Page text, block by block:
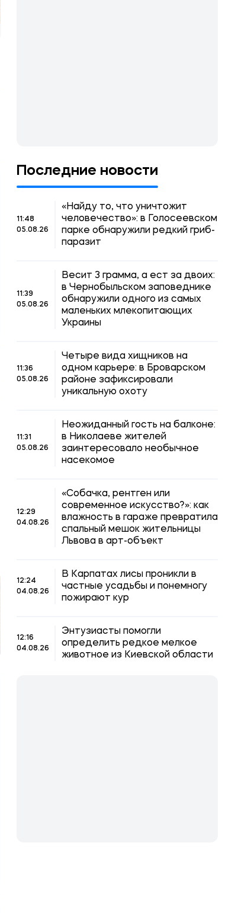
Последние новости
11:48
05.08.26
«Найду то, что уничтожит
человечество»: в Голосеевском
парке обнаружили редкий гриб-
паразит
11:39
05.08.26
Весит 3 грамма, а ест за двоих:
в Чернобыльском заповеднике
обнаружили одного из самых
маленьких млекопитающих
Украины
11:36
05.08.26
Четыре вида хищников на
одном карьере: в Броварском
районе зафиксировали
уникальную охоту
11:31
05.08.26
Неожиданный гость на балконе:
в Николаеве жителей
заинтересовало необычное
насекомое
12:29
04.08.26
«Собачка, рентген или
современное искусство?»: как
влажность в гараже превратила
спальный мешок жительницы
Львова в арт-объект
12:24
04.08.26
В Карпатах лисы проникли в
частные усадьбы и понемногу
пожирают кур
12:16
04.08.26
Энтузиасты помогли
определить редкое мелкое
животное из Киевской области